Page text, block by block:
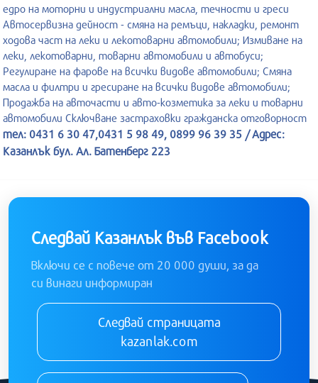
едро на моторни и индустриални масла, течности и греси
Автосервизна дейност - смяна на ремъци, накладки, ремонт
ходова част на леки и лекотоварни автомобили; Измиване на
леки, лекотоварни, товарни автомобили и автобуси;
Регулиране на фарове на всички видове автомобили; Смяна
масла и филтри и гресиране на всички видове автомобили;
Продажба на авточасти и авто-козметика за леки и товарни
автомобили Сключване застраховки гражданска отговорност
тел: 0431 6 30 47,0431 5 98 49, 0899 96 39 35 / Адрес:
Казанлък бул. Ал. Батенберг 223
Следвай Казанлък във Facebook
Включи се с повече от 20 000 души, за да
си винаги информиран
Следвай страницата
kazanlak.com